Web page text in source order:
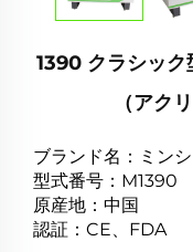
1390 クラシッ
（アク
ブランド名：ミン
型式番号：M1390
原産地：中国
認証：CE、FDA